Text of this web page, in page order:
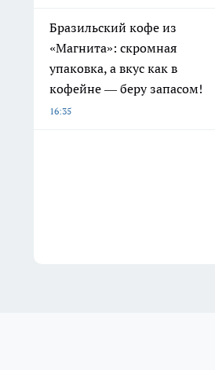
Бразильский кофе из
«Магнита»: скромная
упаковка, а вкус как в
кофейне — беру запасом!
16:35